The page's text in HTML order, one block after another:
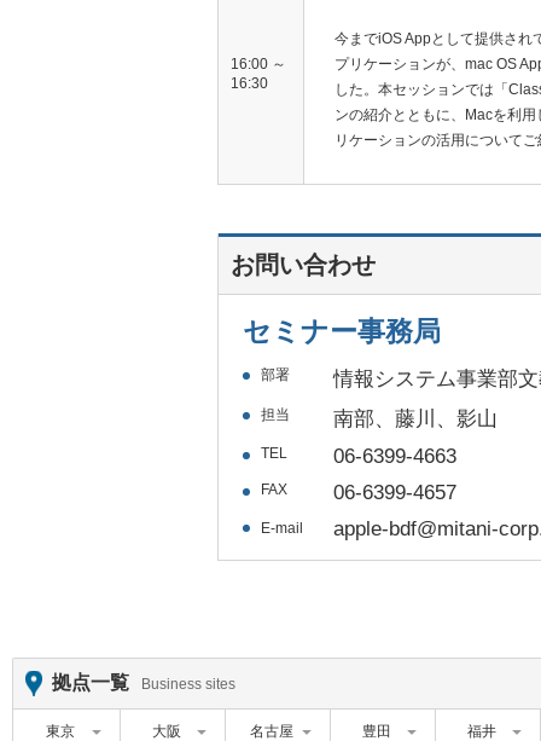
16:00 ～
16:30
今までiOS Appとして提供され
プリケーションが、mac OS
した。本セッションでは「
ンの紹介とともに、Macを利
リケーションの活用について
お問い合わせ
セミナー事務局
部署 情報システム事業部
担当 南部、藤川、影山
TEL 06-6399-4663
FAX 06-6399-4657
E-mail apple-bdf@mitani-
拠点一覧 Business sites
東京 大阪 名古屋 豊田 福井